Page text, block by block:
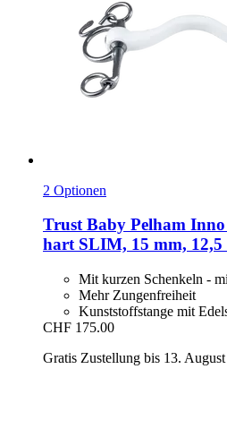
2 Optionen
TrustBaby Pelham Inno
hart SLIM, 15 mm, 12,5
Mit kurzen Schenkeln -
Mehr Zungenfreiheit
Kunststoffstange mit
CHF 175.00
Gratis Zustellung bis 13. August